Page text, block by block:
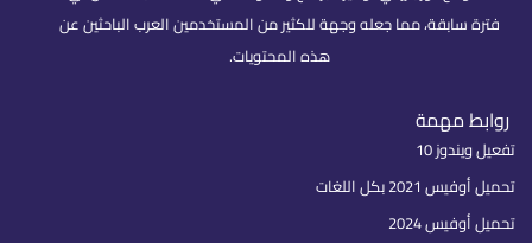
فترة سابقة، مما جعله وجهة للكثير من المستخدمين العرب الباحثين عن
هذه المحتويات.
روابط مهمة
تفعيل ويندوز 10
تحميل أوفيس 2021 بكل اللغات
تحميل أوفيس 2024